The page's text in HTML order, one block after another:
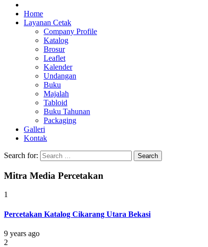
Jasa Cetak Online DMG Printing
Home
Layanan Cetak
Company Profile
Katalog
Brosur
Leaflet
Kalender
Undangan
Buku
Majalah
Tabloid
Buku Tahunan
Packaging
Galleri
Kontak
Search for:
Mitra Media Percetakan
1
Percetakan Katalog Cikarang Utara Bekasi
9 years ago
2